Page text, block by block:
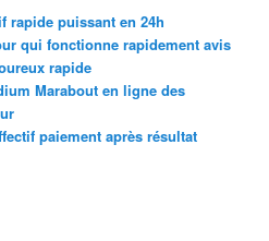
rapide puissant en 24h
qui fonctionne rapidement avis
rapide
Marabout en ligne des
paiement après résultat